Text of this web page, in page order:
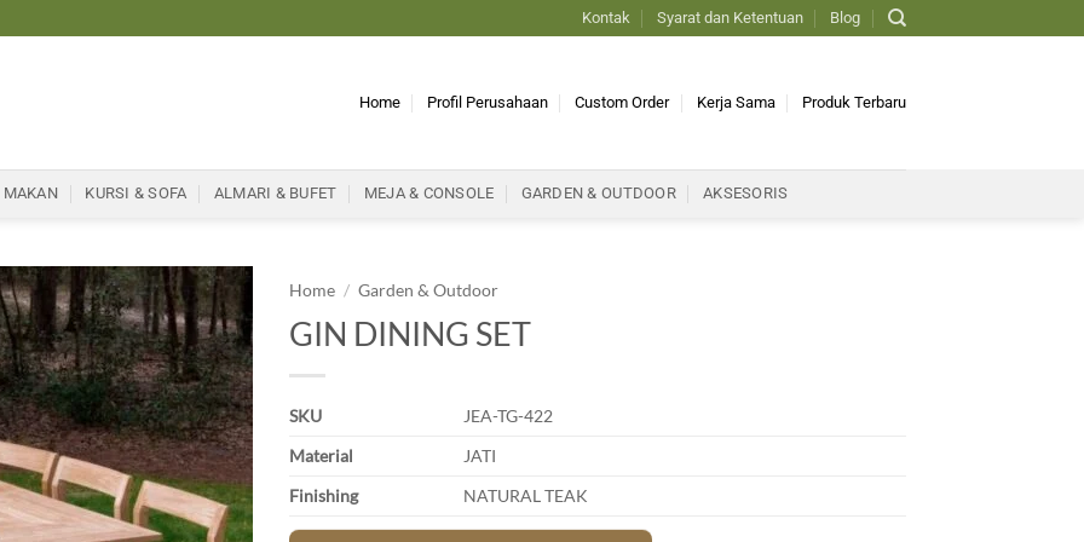
Kontak Syarat dan Ketentuan Blog
Home Profil Perusahaan Custom Order Kerja Sama Produk Terbaru
MAKAN KURSI & SOFA ALMARI & BUFET MEJA & CONSOLE GARDEN & OUTDOOR AKSESORIS
Home / Garden & Outdoor
GIN DINING SET
SKU
JEA-TG-422
Material
JATI
Finishing
NATURAL TEAK